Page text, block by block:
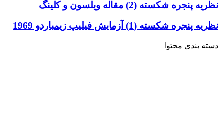
نظریه پنجره شکسته (2) مقاله ویلسون و کلینگ
نظریه پنجره شکسته (1) آزمایش فیلیپ زیمباردو 1969
دسته بندی محتوا